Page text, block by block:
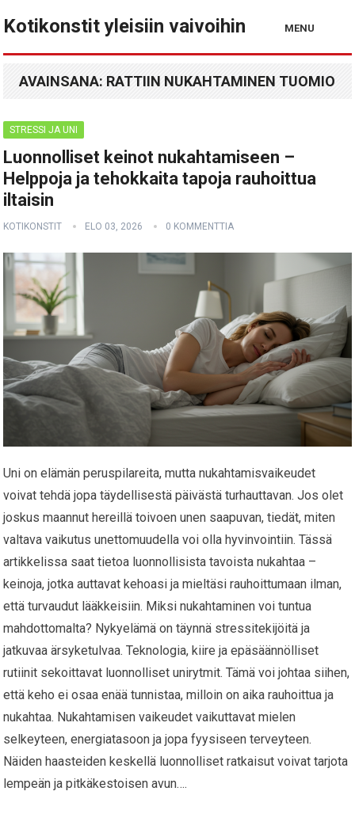
Kotikonstit yleisiin vaivoihin MENU
AVAINSANA: RATTIIN NUKAHTAMINEN TUOMIO
STRESSI JA UNI
Luonnolliset keinot nukahtamiseen –
Helppoja ja tehokkaita tapoja rauhoittua
iltaisin
KOTIKONSTIT ELO 03, 2026 0 KOMMENTTIA
Uni on elämän peruspilareita, mutta nukahtamisvaikeudet
voivat tehdä jopa täydellisestä päivästä turhauttavan. Jos olet
joskus maannut hereillä toivoen unen saapuvan, tiedät, miten
valtava vaikutus unettomuudella voi olla hyvinvointiin. Tässä
artikkelissa saat tietoa luonnollisista tavoista nukahtaa –
keinoja, jotka auttavat kehoasi ja mieltäsi rauhoittumaan ilman,
että turvaudut lääkkeisiin. Miksi nukahtaminen voi tuntua
mahdottomalta? Nykyelämä on täynnä stressitekijöitä ja
jatkuvaa ärsyketulvaa. Teknologia, kiire ja epäsäännölliset
rutiinit sekoittavat luonnolliset unirytmit. Tämä voi johtaa siihen,
että keho ei osaa enää tunnistaa, milloin on aika rauhoittua ja
nukahtaa. Nukahtamisen vaikeudet vaikuttavat mielen
selkeyteen, energiatasoon ja jopa fyysiseen terveyteen.
Näiden haasteiden keskellä luonnolliset ratkaisut voivat tarjota
lempeän ja pitkäkestoisen avun….